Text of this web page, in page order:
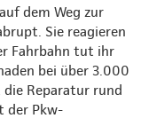
dem Weg zur
Sie reagieren
Fahrbahn tut ihr
bei über 3.000
die Reparatur rund
der Pkw-